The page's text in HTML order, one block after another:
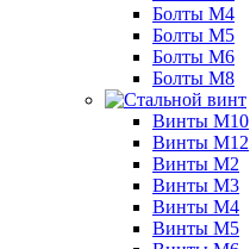
Болты М4
Болты М5
Болты М6
Болты М8
Винты М10
Винты М12
Винты М2
Винты М3
Винты М4
Винты М5